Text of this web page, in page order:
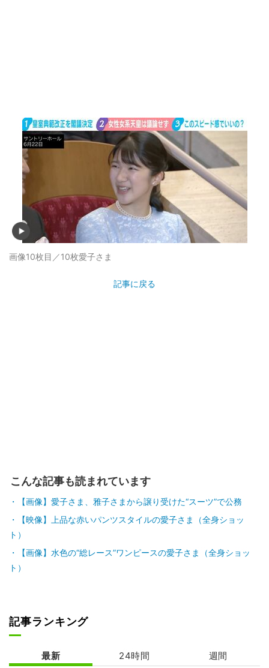
画像10枚目／10枚愛子さま
記事に戻る
こんな記事も読まれています
【画像】愛子さま、雅子さまから譲り受けた“スーツ”で公務
【映像】上品な赤いパンツスタイルの愛子さま（全身ショッ
ト）
【画像】水色の“総レース”ワンピースの愛子さま（全身ショッ
ト）
記事ランキング
最新 24時間 週間